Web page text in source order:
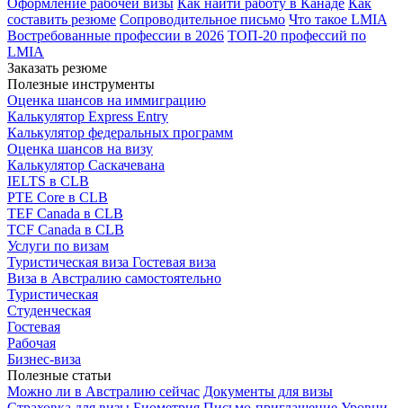
составить резюме Сопроводительное письмо Что такое LMIA
Востребованные профессии в 2026 ТОП-20 профессий по
LMIA
Заказать резюме
Полезные инструменты
Оценка шансов на иммиграцию
Калькулятор Express Entry
Калькулятор федеральных программ
Оценка шансов на визу
Калькулятор Саскачевана
IELTS в CLB
PTE Core в CLB
TEF Canada в CLB
TCF Canada в CLB
Услуги по визам
Туристическая виза Гостевая виза
Виза в Австралию самостоятельно
Туристическая
Студенческая
Гостевая
Рабочая
Бизнес-виза
Полезные статьи
Можно ли в Австралию сейчас Документы для визы